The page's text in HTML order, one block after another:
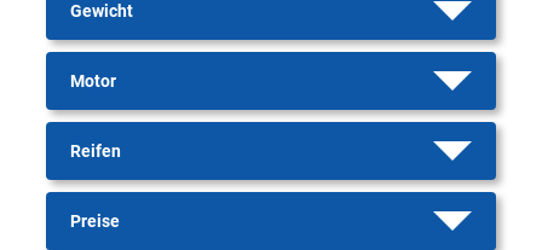
Gewicht
Motor
Reifen
Preise